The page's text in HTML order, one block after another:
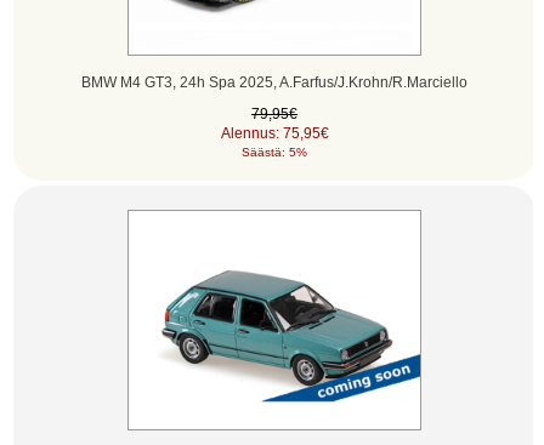
BMW M4 GT3, 24h Spa 2025, A.Farfus/J.Krohn/R.Marciello
79,95€
Alennus: 75,95€
Säästä: 5%